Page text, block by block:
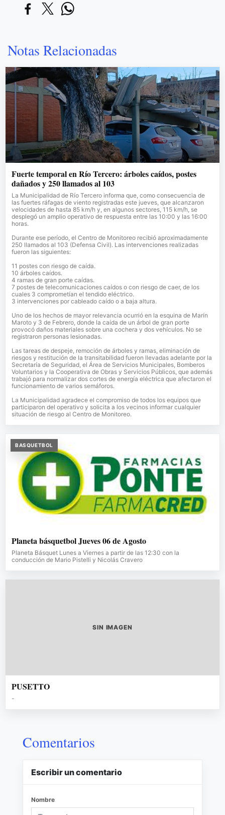
Notas Relacionadas
Fuerte temporal en Río Tercero: árboles caídos, postes
dañados y 250 llamados al 103
La Municipalidad de Río Tercero informa que, como consecuencia de
las fuertes ráfagas de viento registradas este jueves, que alcanzaron
velocidades de hasta 85 km/h y, en algunos sectores, 115 km/h, se
desplegó un amplio operativo de respuesta entre las 10:00 y las 16:00
horas.
Durante ese período, el Centro de Monitoreo recibió aproximadamente
250 llamados al 103 (Defensa Civil). Las intervenciones realizadas
fueron las siguientes:
11 postes con riesgo de caída.
10 árboles caídos.
4 ramas de gran porte caídas.
7 postes de telecomunicaciones caídos o con riesgo de caer, de los
cuales 3 comprometían el tendido eléctrico.
3 intervenciones por cableado caído o a baja altura.
Uno de los hechos de mayor relevancia ocurrió en la esquina de Marín
Maroto y 3 de Febrero, donde la caída de un árbol de gran porte
provocó daños materiales sobre una cochera y dos vehículos. No se
registraron personas lesionadas.
Las tareas de despeje, remoción de árboles y ramas, eliminación de
riesgos y restitución de la transitabilidad fueron llevadas adelante por la
Secretaría de Seguridad, el Área de Servicios Municipales, Bomberos
Voluntarios y la Cooperativa de Obras y Servicios Públicos, que además
trabajó para normalizar dos cortes de energía eléctrica que afectaron el
funcionamiento de varios semáforos.
La Municipalidad agradece el compromiso de todos los equipos que
participaron del operativo y solicita a los vecinos informar cualquier
situación de riesgo al Centro de Monitoreo.
BASQUETBOL
Planeta básquetbol Jueves 06 de Agosto
Planeta Básquet Lunes a Viernes a partir de las 12:30 con la
conducción de Mario Pistelli y Nicolás Cravero
SIN IMAGEN
PUSETTO
-
Comentarios
Escribir un comentario
Nombre